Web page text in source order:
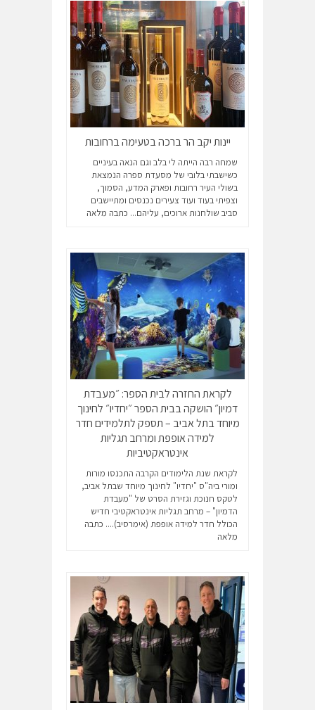
יינות יקב הר ברכה בטעימה ברחובות
שמחה רבה הייתה לי בלב וגם הנאה בעיניים
כשישבתי בלובי של מסעדת ספרה הנמצאת
בשולי העיר רחובות ופארק המדע, הסמוך,
וצפיתי בעוד ועוד צעירים נכנסים ומתיישבים
סביב שולחנות ארוכים, עליהם... כתבה מלאה
לקראת החזרה לבית הספר: ״מעבדת
דמיון״ הושקה בבית הספר ״יחדיו״ לחינוך
מיוחד בתל אביב – תספק לתלמידים חדר
למידה אופפת ומרחב תגליות
אינטראקטיביות
לקראת שנת הלימודים הקרבה התכנסו מורות
ומורי ביה"ס "יחדיו" לחינוך מיוחד שבתל אביב,
לטקס חנוכת וגזירת הסרט של "מעבדת
הדמיון" – מרחב תגליות אינטראקטיבי חדיש
הכולל חדר למידה אופפת (אימרסיב).... כתבה
מלאה